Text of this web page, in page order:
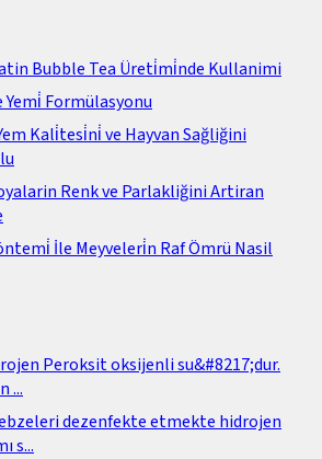
Bubble Tea Üreti̇mi̇nde Kullanimi
Yemi̇ Formülasyonu
Kali̇tesi̇ni̇ ve Hayvan Sağliğini
Renk ve Parlakliğini Artiran
İle Meyveleri̇n Raf Ömrü Nasil
Peroksit oksijenli su&#8217;dur.
...
dezenfekte etmekte hidrojen
s...